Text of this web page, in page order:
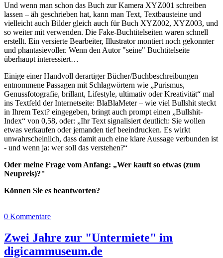
Und wenn man schon das Buch zur Kamera XYZ001 schreiben
lassen – äh geschrieben hat, kann man Text, Textbausteine und
vielleicht auch Bilder gleich auch für Buch XYZ002, XYZ003, und
so weiter mit verwenden. Die Fake-Buchtitelseiten waren schnell
erstellt. Ein versierte Bearbeiter, Illustrator montiert noch gekonnter
und phantasievoller. Wenn den Autor "seine" Buchtitelseite
überhaupt interessiert…
Einige einer Handvoll derartiger Bücher/Buchbeschreibungen
entnommene Passagen mit Schlagwörtern wie „Purismus,
Genussfotografie, brillant, Lifestyle, ultimativ oder Kreativität“ mal
ins Textfeld der Internetseite: BlaBlaMeter – wie viel Bullshit steckt
in Ihrem Text? eingegeben, bringt auch prompt einen „Bullshit-
Index“ von 0,58, oder: „Ihr Text signalisiert deutlich: Sie wollen
etwas verkaufen oder jemanden tief beeindrucken. Es wirkt
unwahrscheinlich, dass damit auch eine klare Aussage verbunden ist
- und wenn ja: wer soll das verstehen?“
Oder meine Frage vom Anfang: „Wer kauft so etwas (zum
Neupreis)?"
Können Sie es beantworten?
0 Kommentare
Zwei Jahre zur "Untermiete" im
digicammuseum.de